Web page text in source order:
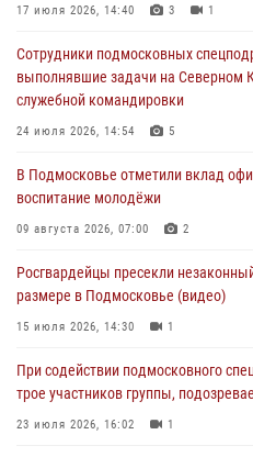
по Московской области принял
совещании-семинаре в Нижнем
07 августа 2026, 14:53
проникновении в частный дом в
07 августа 2026, 13:36
дебошира в Подмосковье (видео)
07 августа 2026, 13:21 1
17 июля 2026, 14:40 3 1
Сотрудники подмосковных
выполнявшие задачи на Северном
служебной командировки
24 июля 2026, 14:54 5
В Подмосковье отметили вклад
воспитание молодёжи
09 августа 2026, 07:00 2
Росгвардейцы пресекли
размере в Подмосковье (видео)
15 июля 2026, 14:30 1
При содействии подмосковного
трое участников группы,
23 июля 2026, 16:02 1